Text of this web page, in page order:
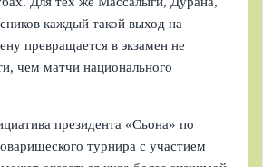
каждый такой выход на
превращается в экзамен не
чем матчи национального
президента «Сьона» по
турнира с участием